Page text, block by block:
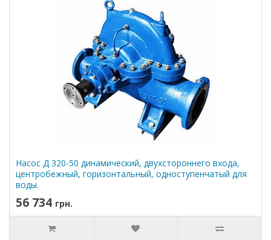
Насос Д 320-50 динамический, двухстороннего входа,
центробежный, горизонтальный, одноступенчатый для
воды.
56 734 грн.